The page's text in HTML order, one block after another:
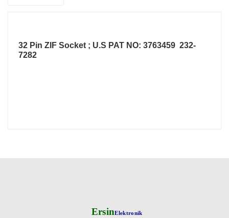
32 Pin ZIF Socket ; U.S PAT NO: 3763459 232-
7282
ErsinElektronik